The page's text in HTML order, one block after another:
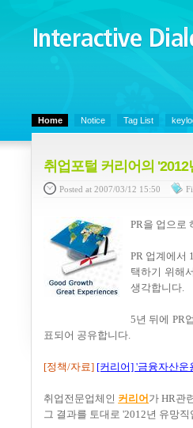
Interactive
PR 2.0
Home Notice Tag List
취업포털 커리어의
Posted at 2007/03/12 15:50
PR을 업으로
PR 업계에서
택하기 위해
생각합니다.
5년 뒤에 PR
표되어 공유합니다.
[정책/자료] [커리어] '금융자산운
취업전문업체인 커리어 가 HR관
그 결과를 토대로 '2012년 유망